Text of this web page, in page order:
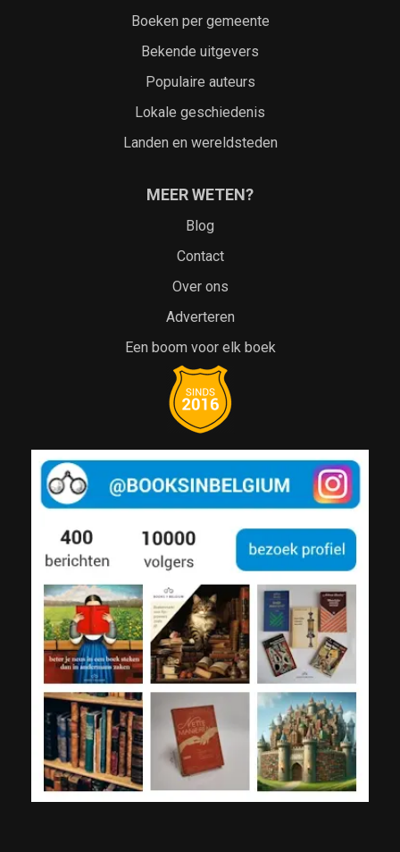
Boeken per gemeente
Bekende uitgevers
Populaire auteurs
Lokale geschiedenis
Landen en wereldsteden
MEER WETEN?
Blog
Contact
Over ons
Adverteren
Een boom voor elk boek